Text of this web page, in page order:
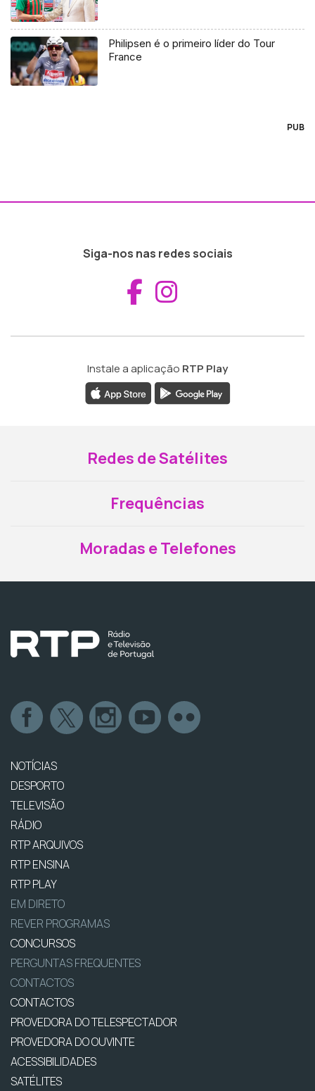
Philipsen é o primeiro líder do Tour
France
PUB
Siga-nos nas redes sociais
Aceder ao
Instale a aplicação RTP Play
Redes de Satélites
Frequências
Moradas e Telefones
NOTÍCIAS
DESPORTO
TELEVISÃO
RÁDIO
RTP ARQUIVOS
RTP ENSINA
RTP PLAY
EM DIRETO
REVER PROGRAMAS
CONCURSOS
PERGUNTAS FREQUENTES
CONTACTOS
CONTACTOS
PROVEDORA DO TELESPECTADOR
PROVEDORA DO OUVINTE
ACESSIBILIDADES
SATÉLITES